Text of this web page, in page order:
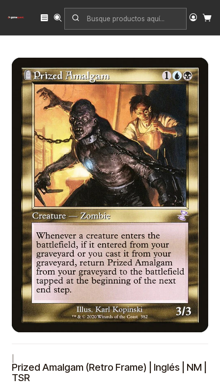
Inicio Singles
Time Spiral Remastered
Prized Amalgam (Retro Frame) | Inglés | NM | TSR
Prized Amalgam (Retro Frame) | Inglés | NM |
TSR